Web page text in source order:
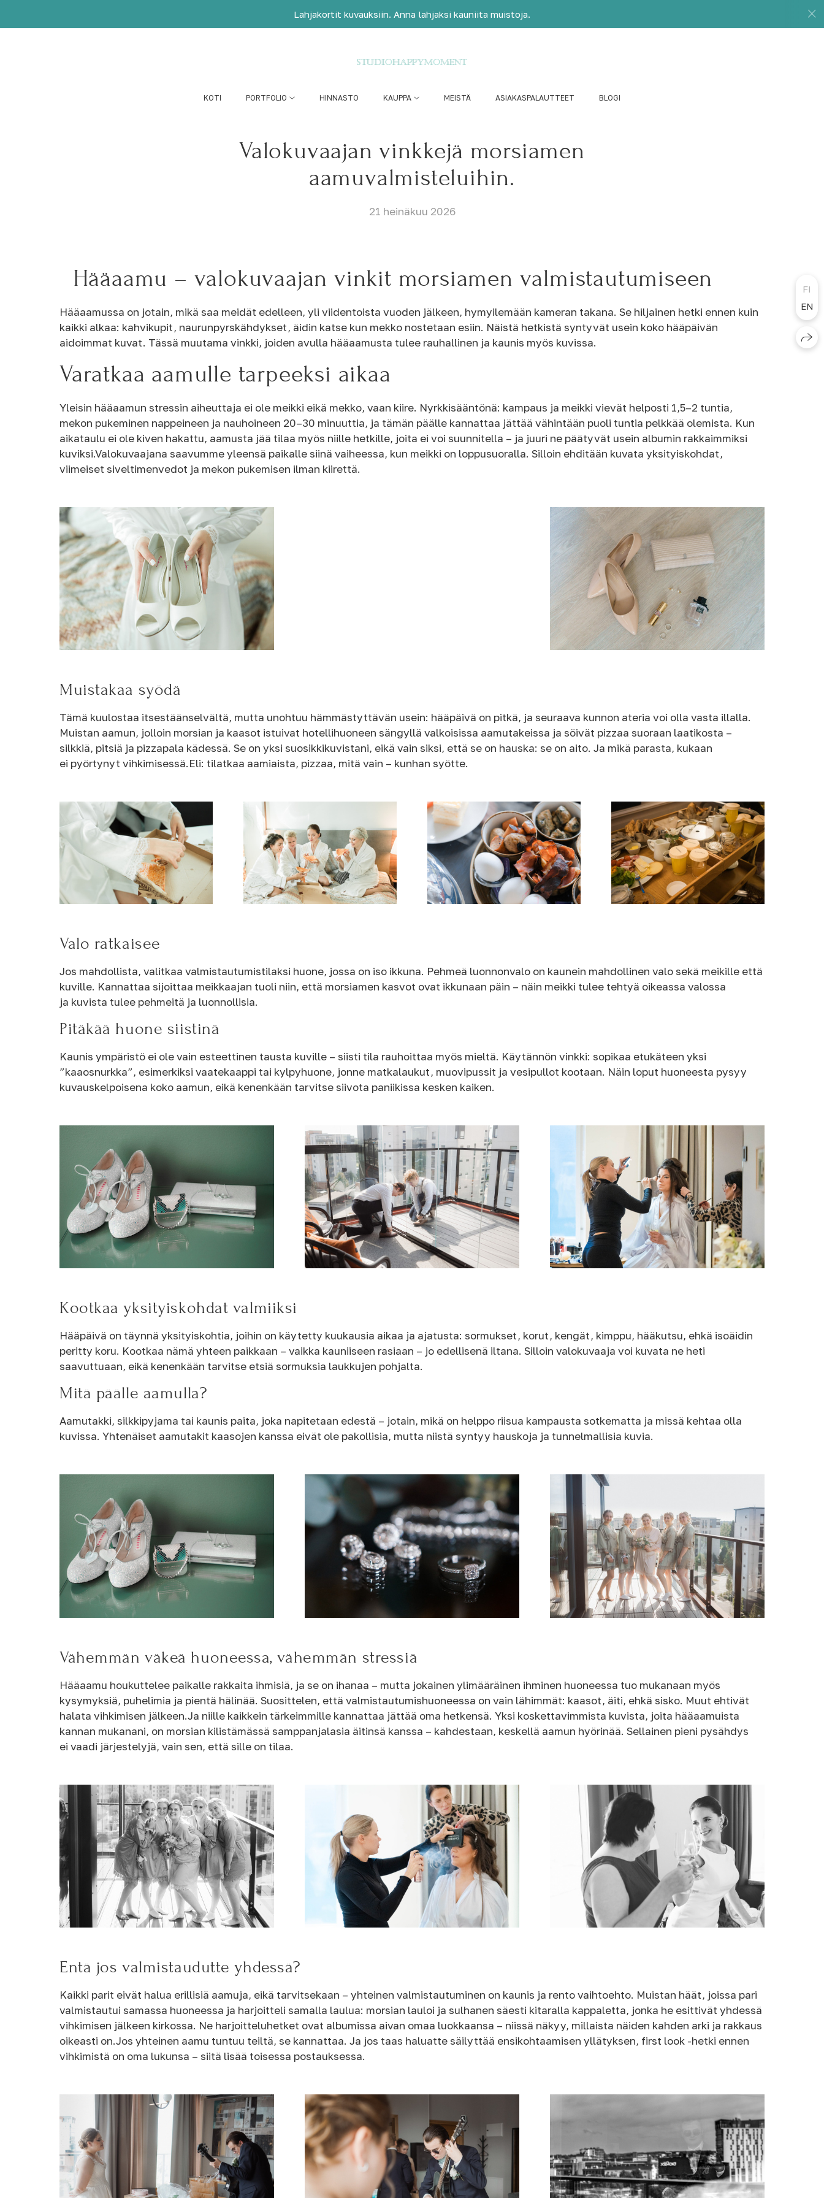
KOTI PORTFOLIO HINNASTO KAUPPA MEISTÄ ASIAKASPALAUTTEET BLOGI
Valokuvaajan vinkkejä morsiamen
aamuvalmisteluihin.
21 heinäkuu 2026
Hääaamu – valokuvaajan vinkit morsiamen valmistautumiseen
Hääaamussa on jotain, mikä saa meidät edelleen, yli viidentoista vuoden jälkeen, hymyilemään kameran takana. Se hiljainen hetki ennen kuin
kaikki alkaa: kahvikupit, naurunpyrskähdykset, äidin katse kun mekko nostetaan esiin. Näistä hetkistä syntyvät usein koko hääpäivän
aidoimmat kuvat. Tässä muutama vinkki, joiden avulla hääaamusta tulee rauhallinen ja kaunis myös kuvissa.
Varatkaa aamulle tarpeeksi aikaa
Yleisin hääaamun stressin aiheuttaja ei ole meikki eikä mekko, vaan kiire. Nyrkkisääntönä: kampaus ja meikki vievät helposti 1,5–2 tuntia,
mekon pukeminen nappeineen ja nauhoineen 20–30 minuuttia, ja tämän päälle kannattaa jättää vähintään puoli tuntia pelkkää olemista. Kun
aikataulu ei ole kiven hakattu, aamusta jää tilaa myös niille hetkille, joita ei voi suunnitella – ja juuri ne päätyvät usein albumin rakkaimmiksi
kuviksi.Valokuvaajana saavumme yleensä paikalle siinä vaiheessa, kun meikki on loppusuoralla. Silloin ehditään kuvata yksityiskohdat,
viimeiset siveltimenvedot ja mekon pukemisen ilman kiirettä.
Muistakaa syödä
Tämä kuulostaa itsestäänselvältä, mutta unohtuu hämmästyttävän usein: hääpäivä on pitkä, ja seuraava kunnon ateria voi olla vasta illalla.
Muistan aamun, jolloin morsian ja kaasot istuivat hotellihuoneen sängyllä valkoisissa aamutakeissa ja söivät pizzaa suoraan laatikosta –
silkkiä, pitsiä ja pizzapala kädessä. Se on yksi suosikkikuvistani, eikä vain siksi, että se on hauska: se on aito. Ja mikä parasta, kukaan
ei pyörtynyt vihkimisessä.Eli: tilatkaa aamiaista, pizzaa, mitä vain – kunhan syötte.
Valo ratkaisee
Jos mahdollista, valitkaa valmistautumistilaksi huone, jossa on iso ikkuna. Pehmeä luonnonvalo on kaunein mahdollinen valo sekä meikille että
kuville. Kannattaa sijoittaa meikkaajan tuoli niin, että morsiamen kasvot ovat ikkunaan päin – näin meikki tulee tehtyä oikeassa valossa
ja kuvista tulee pehmeitä ja luonnollisia.
Pitäkää huone siistinä
Kaunis ympäristö ei ole vain esteettinen tausta kuville – siisti tila rauhoittaa myös mieltä. Käytännön vinkki: sopikaa etukäteen yksi
”kaaosnurkka”, esimerkiksi vaatekaappi tai kylpyhuone, jonne matkalaukut, muovipussit ja vesipullot kootaan. Näin loput huoneesta pysyy
kuvauskelpoisena koko aamun, eikä kenenkään tarvitse siivota paniikissa kesken kaiken.
Kootkaa yksityiskohdat valmiiksi
Hääpäivä on täynnä yksityiskohtia, joihin on käytetty kuukausia aikaa ja ajatusta: sormukset, korut, kengät, kimppu, hääkutsu, ehkä isoäidin
peritty koru. Kootkaa nämä yhteen paikkaan – vaikka kauniiseen rasiaan – jo edellisenä iltana. Silloin valokuvaaja voi kuvata ne heti
saavuttuaan, eikä kenenkään tarvitse etsiä sormuksia laukkujen pohjalta.
Mitä päälle aamulla?
Aamutakki, silkkipyjama tai kaunis paita, joka napitetaan edestä – jotain, mikä on helppo riisua kampausta sotkematta ja missä kehtaa olla
kuvissa. Yhtenäiset aamutakit kaasojen kanssa eivät ole pakollisia, mutta niistä syntyy hauskoja ja tunnelmallisia kuvia.
Vähemmän väkeä huoneessa, vähemmän stressiä
Hääaamu houkuttelee paikalle rakkaita ihmisiä, ja se on ihanaa – mutta jokainen ylimääräinen ihminen huoneessa tuo mukanaan myös
kysymyksiä, puhelimia ja pientä hälinää. Suosittelen, että valmistautumishuoneessa on vain lähimmät: kaasot, äiti, ehkä sisko. Muut ehtivät
halata vihkimisen jälkeen.Ja niille kaikkein tärkeimmille kannattaa jättää oma hetkensä. Yksi koskettavimmista kuvista, joita hääaamuista
kannan mukanani, on morsian kilistämässä samppanjalasia äitinsä kanssa – kahdestaan, keskellä aamun hyörinää. Sellainen pieni pysähdys
ei vaadi järjestelyjä, vain sen, että sille on tilaa.
Entä jos valmistaudutte yhdessä?
Kaikki parit eivät halua erillisiä aamuja, eikä tarvitsekaan – yhteinen valmistautuminen on kaunis ja rento vaihtoehto. Muistan häät, joissa pari
valmistautui samassa huoneessa ja harjoitteli samalla laulua: morsian lauloi ja sulhanen säesti kitaralla kappaletta, jonka he esittivät yhdessä
vihkimisen jälkeen kirkossa. Ne harjoitteluhetket ovat albumissa aivan omaa luokkaansa – niissä näkyy, millaista näiden kahden arki ja rakkaus
oikeasti on.Jos yhteinen aamu tuntuu teiltä, se kannattaa. Ja jos taas haluatte säilyttää ensikohtaamisen yllätyksen, first look -hetki ennen
vihkimistä on oma lukunsa – siitä lisää toisessa postauksessa.
FI
EN
Lahjakortit kuvauksiin. Anna lahjaksi kauniita muistoja.